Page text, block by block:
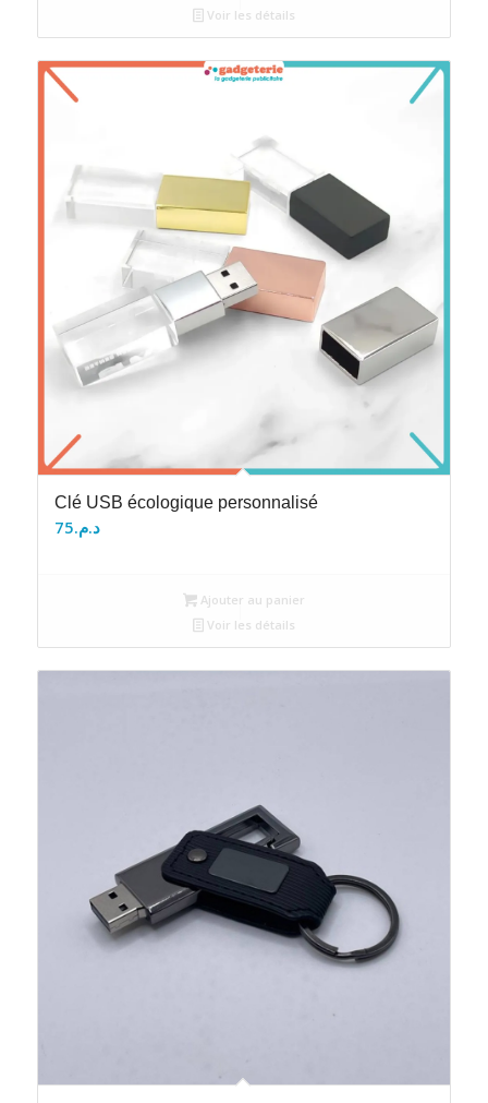
Voir les détails
Clé USB écologique personnalisé
د.م.75
Ajouter au panier
Voir les détails